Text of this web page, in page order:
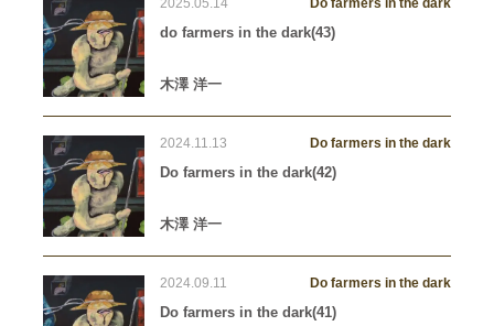
2025.05.14 Do farmers in the dark
do farmers in the dark(43)
木澤 洋一
2024.11.13 Do farmers in the dark
Do farmers in the dark(42)
木澤 洋一
2024.09.11 Do farmers in the dark
Do farmers in the dark(41)